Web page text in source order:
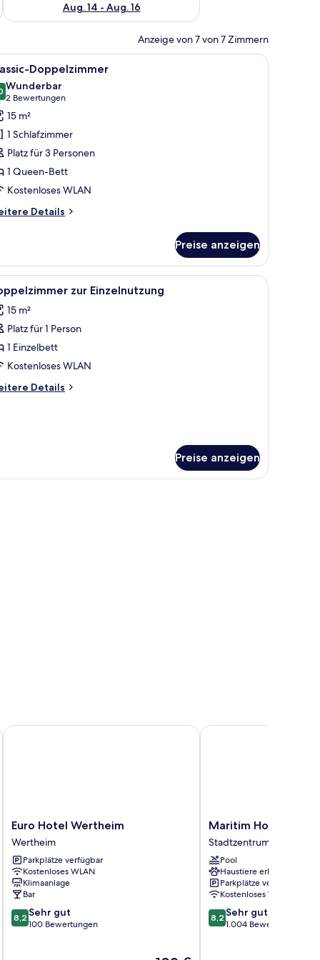
Aug. 14 - Aug. 16
Anzeige von 7 von 7 Zimmern
motivierenden Zitat an der Wand.
mit einem Einzelbett, einem Nachttisch, einer Wandleuchte
Ein modernes Hotelzimmer mit einem
15 Doppelzimmer
von 10
Wunderbar
2 Bewertungen
(2
Bewertungen)
15 m²
1 Schlafzimmer
Platz für 3 Personen
1 Queen-Bett
Kostenloses WLAN
Details
Preise anzeigen
Stuhl und einer Duschkabine.Ein Hotelzimmer mit einem Bett, einem
3 zur Einzelnutzung
15 m²
Platz für 1 Person
1 Einzelbett
Kostenloses WLAN
Details
Preise anzeigen
Euro
Hotel
Wertheim
Wertheim
Euro Hotel Wertheim
Wertheim
Parkplätze verfügbar
Kostenloses WLAN
Klimaanlage
Bar
8.2
von
8,2 Sehr gut
100 Bewertungen
Euro Hotel Wertheim
Maritim
Hotel
Würzburg
Stadtzentrum
von
Würzburg
Maritim Hotel
Stadtzentrum von
Pool
Haustiere erlaubt
Parkplätze verfügbar
Kostenloses WLAN
8.2
von
8,2 Sehr gut
1.004 Bewertungen
Maritim Hotel